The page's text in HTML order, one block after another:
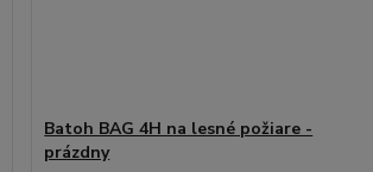
Batoh BAG 4H na lesné požiare -
prázdny